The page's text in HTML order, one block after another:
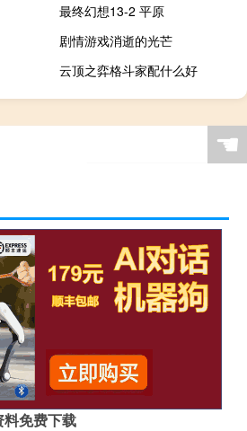
最终幻想13-2 平原
剧情游戏消逝的光芒
云顶之弈格斗家配什么好
☚
免费下载